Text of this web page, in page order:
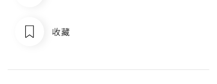
收藏